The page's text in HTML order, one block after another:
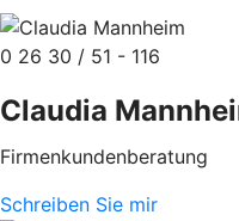
0 26 30 / 51 - 116
Claudia
Firmenkundenberatung
Schreiben Sie mir